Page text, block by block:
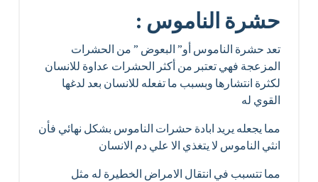
حشرة الناموس :
تعد حشرة الناموس أو” البعوض ” من الحشرات
المزعجة فهي تعتبر من أكثر الحشرات عداوة للانسان
لكثرة انتشارها وبسبب ما تفعله للانسان بعد لدغها
القوي له
مما يجعله يريد ابادة حشرات الناموس بشكل نهائي فأن
انثي الناموس لا يتغذي الا علي دم الانسان
مما تتسبب في انتقال الامراض الخطيرة له مثل